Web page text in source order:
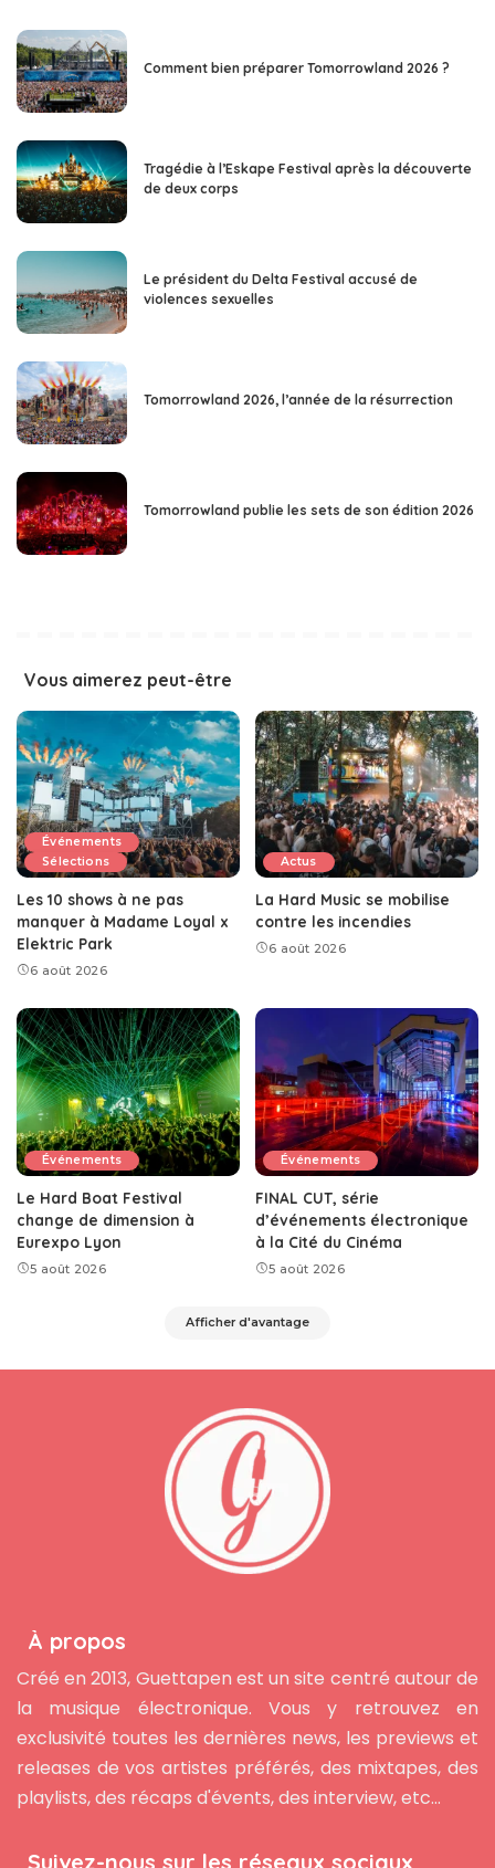
Comment bien préparer Tomorrowland 2026 ?
Tragédie à l’Eskape Festival après la découverte
de deux corps
Le président du Delta Festival accusé de
violences sexuelles
Tomorrowland 2026, l’année de la résurrection
Tomorrowland publie les sets de son édition 2026
Vous aimerez peut-être
Événements
Sélections
Les 10 shows à ne pas
manquer à Madame Loyal x
Elektric Park
6 août 2026
Actus
La Hard Music se mobilise
contre les incendies
6 août 2026
Événements
Le Hard Boat Festival
change de dimension à
Eurexpo Lyon
5 août 2026
Événements
FINAL CUT, série
d’événements électronique
à la Cité du Cinéma
5 août 2026
Afficher d'avantage
À propos
Créé en 2013, Guettapen est un site centré autour de
la musique électronique. Vous y retrouvez en
exclusivité toutes les dernières news, les previews et
releases de vos artistes préférés, des mixtapes, des
playlists, des récaps d'évents, des interview, etc...
Suivez-nous sur les réseaux sociaux